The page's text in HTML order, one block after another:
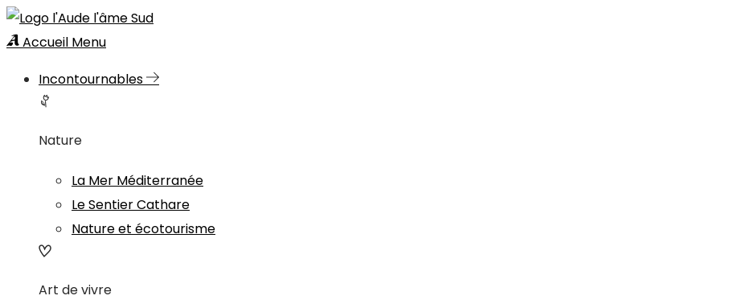
Accueil Menu
Incontournables
Nature
La Mer Méditerranée
Le Sentier Cathare
Nature et écotourisme
Art de vivre